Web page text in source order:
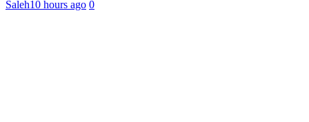
Saleh10 hours ago 0